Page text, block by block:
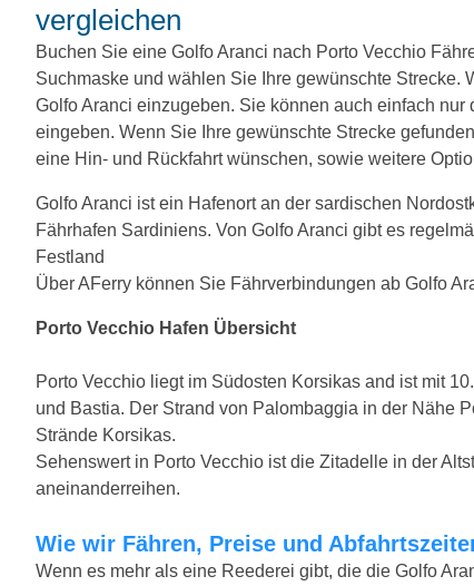
vergleichen
Buchen Sie eine Golfo Aranci nach Porto Vecchio
Suchmaske und wählen Sie Ihre gewünschte
Golfo Aranci einzugeben. Sie können auch einfach
eingeben. Wenn Sie Ihre gewünschte Strecke
eine Hin- und Rückfahrt wünschen, sowie weitere
Golfo Aranci ist ein Hafenort an der sardischen
Fährhafen Sardiniens. Von Golfo Aranci gibt es
Festland
Über AFerry können Sie Fährverbindungen ab Golfo
Porto Vecchio Hafen Übersicht
Porto Vecchio liegt im Südosten Korsikas and ist mit
und Bastia. Der Strand von Palombaggia in der Nähe
Strände Korsikas.
Sehenswert in Porto Vecchio ist die Zitadelle in der
aneinanderreihen.
Wie wir Fähren, Preise und
Wenn es mehr als eine Reederei gibt, die die Golfo